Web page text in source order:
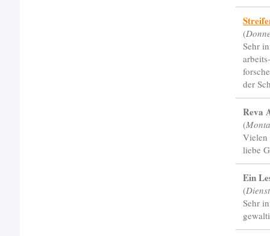
(
Sehr
der
Reva
(
Vielen
liebe
Ein
(
Sehr